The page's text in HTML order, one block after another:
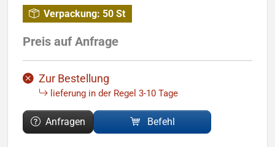
Verpackung: 50 St
Preis auf Anfrage
Zur Bestellung
lieferung in der Regel 3-10 Tage
Anfragen Befehl